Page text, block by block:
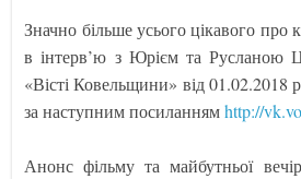
Значно більше усього цікавого про
в інтерв’ю з Юрієм та Русланою
«Вісті Ковельщини» від 01.02.2018
за наступним посиланнямhttp://
Анонс фільму та майбутньої